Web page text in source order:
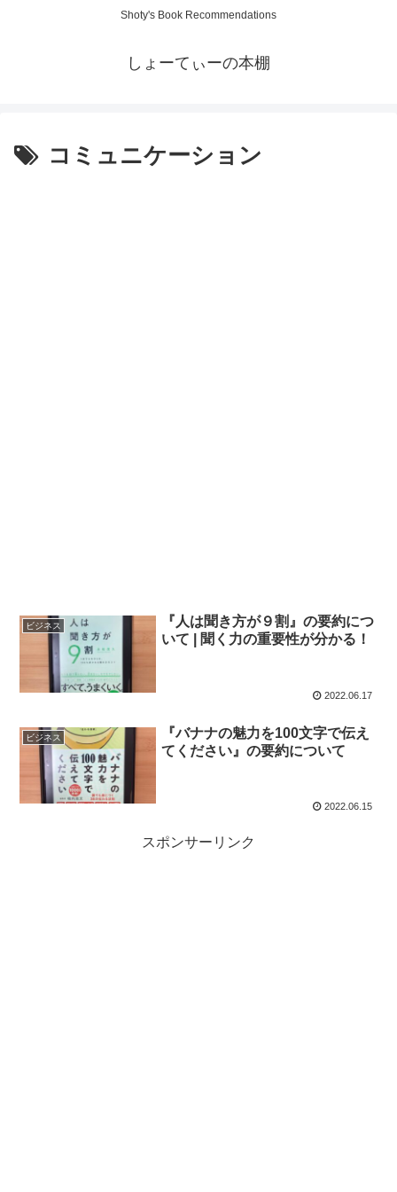
Shoty's Book Recommendations
しょーてぃーの本棚
コミュニケーション
ビジネス
『人は聞き方が９割』の要約につ
いて | 聞く力の重要性が分かる！
2022.06.17
ビジネス
『バナナの魅力を100文字で伝え
てください』の要約について
2022.06.15
スポンサーリンク